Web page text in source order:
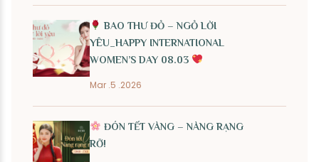
BAO THƯ ĐỎ – NGỎ LỜI
YÊU_HAPPY INTERNATIONAL
WOMEN’S DAY 08.03
Mar .5 .2026
ĐÓN TẾT VÀNG – NÀNG RẠNG
RỠ!